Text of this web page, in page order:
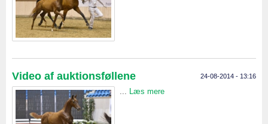
Video af auktionsføllene 24-08-2014 - 13:16
... Læs mere